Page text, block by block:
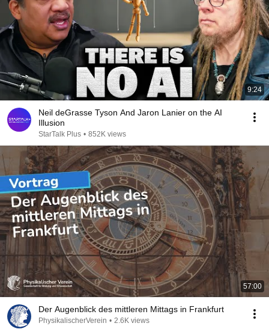
9:24
Neil deGrasse Tyson And Jaron Lanier on the AI
Illusion
StarTalk Plus • 852K views
57:00
Der Augenblick des mitt­leren Mittags in Frankfurt
PhysikalischerVerein • 2.6K views